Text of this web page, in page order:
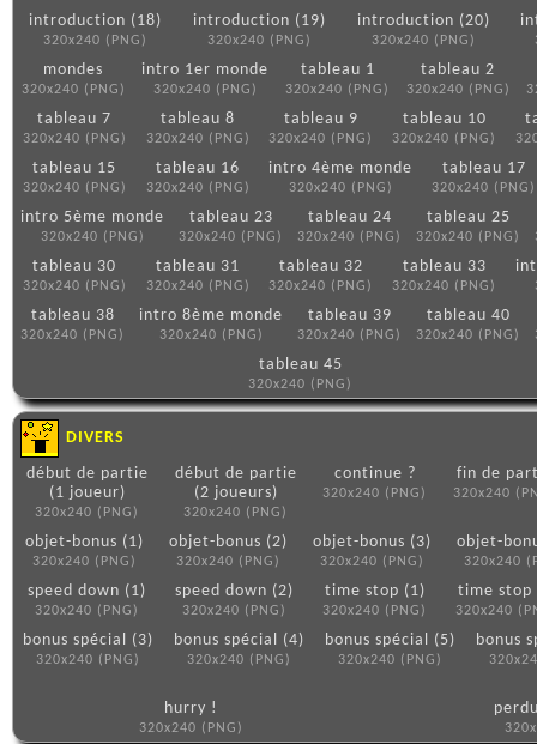
introduction (18)
320x240 (PNG)
introduction (19)
320x240 (PNG)
introduction (20)
320x240 (PNG)
mondes
320x240 (PNG)
intro 1er monde
320x240 (PNG)
tableau 1
320x240 (PNG)
tableau 2
320x240 (PNG)
tableau 7
320x240 (PNG)
tableau 8
320x240 (PNG)
tableau 9
320x240 (PNG)
tableau 10
320x240 (PNG)
tableau 15
320x240 (PNG)
tableau 16
320x240 (PNG)
intro 4ème monde
320x240 (PNG)
tableau 17
320x240 (PNG)
intro 5ème monde
320x240 (PNG)
tableau 23
320x240 (PNG)
tableau 24
320x240 (PNG)
tableau 25
320x240 (PNG)
tableau 30
320x240 (PNG)
tableau 31
320x240 (PNG)
tableau 32
320x240 (PNG)
tableau 33
320x240 (PNG)
tableau 38
320x240 (PNG)
intro 8ème monde
320x240 (PNG)
tableau 39
320x240 (PNG)
tableau 40
320x240 (PNG)
tableau 45
320x240 (PNG)
DIVERS
début de partie
(1 joueur)
320x240 (PNG)
début de partie
(2 joueurs)
320x240 (PNG)
continue ?
320x240 (PNG)
fin de
320x240
objet-bonus (1)
320x240 (PNG)
objet-bonus (2)
320x240 (PNG)
objet-bonus (3)
320x240 (PNG)
objet-
320x240
speed down (1)
320x240 (PNG)
speed down (2)
320x240 (PNG)
time stop (1)
320x240 (PNG)
time stop
320x240
bonus spécial (3)
320x240 (PNG)
bonus spécial (4)
320x240 (PNG)
bonus spécial (5)
320x240 (PNG)
bonus
hurry !
320x240 (PNG)